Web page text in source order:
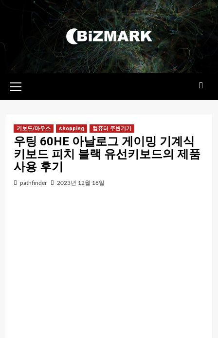
메뉴
키보드/마우스 shopping 컴퓨터 주변기기
우팅 60HE 아날로그 게이밍 기계식
키보드 피치 블랙 유선키보드의 제품
사용 후기
pathfinder 2023년 12월 18일